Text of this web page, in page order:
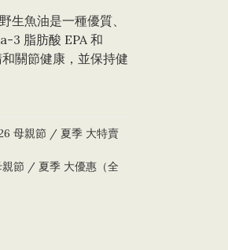
魚油是一種優質、
3 脂肪酸 EPA 和
關節健康，並保持健
母親節 / 夏季 大特賣
親節 / 夏季 大優惠（全